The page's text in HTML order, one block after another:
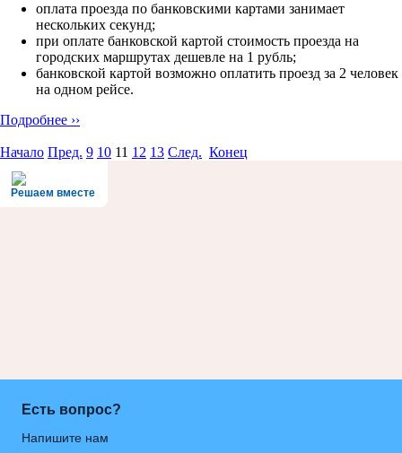
оплата проезда по банковскими картами занимает
нескольких секунд;
при оплате банковской картой стоимость проезда на
городских маршрутах дешевле на 1 рубль;
банковской картой возможно оплатить проезд за 2 человек
на одном рейсе.
Подробнее ››
Начало Пред. 9 10 11 12 13 След. Конец
Решаем вместе
Есть вопрос?
Напишите нам